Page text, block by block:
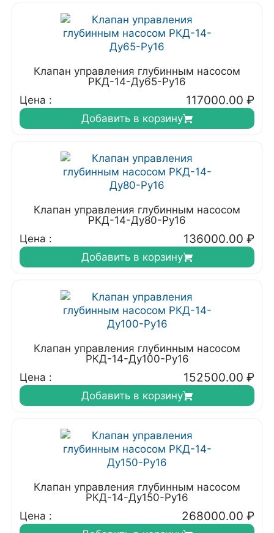
Клапан управления глубинным насосом
РКД-14-Ду65-Ру16
Цена :
117000.00 ₽
Добавить в корзину
Клапан управления глубинным насосом
РКД-14-Ду80-Ру16
Цена :
136000.00 ₽
Добавить в корзину
Клапан управления глубинным насосом
РКД-14-Ду100-Ру16
Цена :
152500.00 ₽
Добавить в корзину
Клапан управления глубинным насосом
РКД-14-Ду150-Ру16
Цена :
268000.00 ₽